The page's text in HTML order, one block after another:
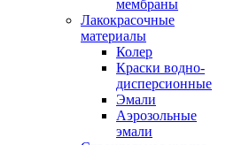
мембраны
Лакокрасочные
материалы
Колер
Краски водно-
дисперсионные
Эмали
Аэрозольные
эмали